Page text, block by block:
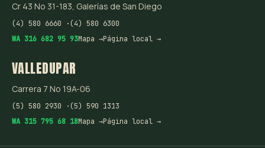
Cr 43 No 31-183, Galerías de San Diego
(4) 580 6660 ·(4) 580 6300
WA 316 682 95 93Mapa →Página local →
VALLEDUPAR
Carrera 7 No 19A-06
(5) 580 2930 ·(5) 590 1313
WA 315 795 68 18Mapa →Página local →